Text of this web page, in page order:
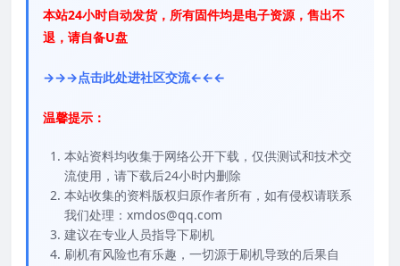
本站24小时自动发货，所有固件均是电子资源，售出不
退，请自备U盘
→→→点击此处进社区交流←←←
温馨提示：
本站资料均收集于网络公开下载，仅供测试和技术交
流使用，请下载后24小时内删除
本站收集的资料版权归原作者所有，如有侵权请联系
我们处理：xmdos@qq.com
建议在专业人员指导下刷机
刷机有风险也有乐趣，一切源于刷机导致的后果自